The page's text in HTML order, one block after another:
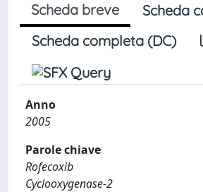
Scheda breve
Scheda
Scheda completa (DC)
Anno
2005
Parole chiave
Rofecoxib
Cyclooxygenase-2